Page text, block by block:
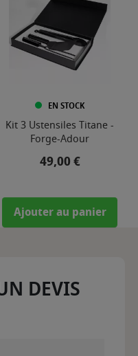
EN STOCK
Kit 3 Ustensiles Titane -
Forge-Adour
Prix
49,00 €
Ajouter au panier
DEVIS